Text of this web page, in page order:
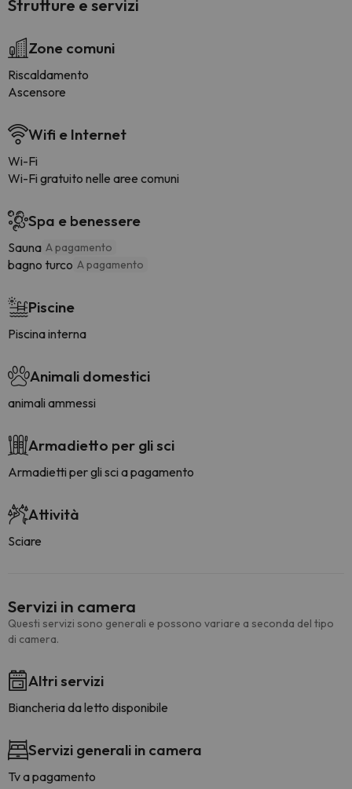
Strutture e servizi
Zone comuni
Riscaldamento
Ascensore
Wifi e Internet
Wi-Fi
Wi-Fi gratuito nelle aree comuni
Spa e benessere
Sauna A pagamento
bagno turco A pagamento
Piscine
Piscina interna
Animali domestici
animali ammessi
Armadietto per gli sci
Armadietti per gli sci a pagamento
Attività
Sciare
Servizi in camera
Questi servizi sono generali e possono variare a seconda del tipo
di camera.
Altri servizi
Biancheria da letto disponibile
Servizi generali in camera
Tv a pagamento